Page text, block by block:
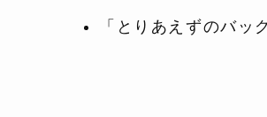
「とりあえずのバッ